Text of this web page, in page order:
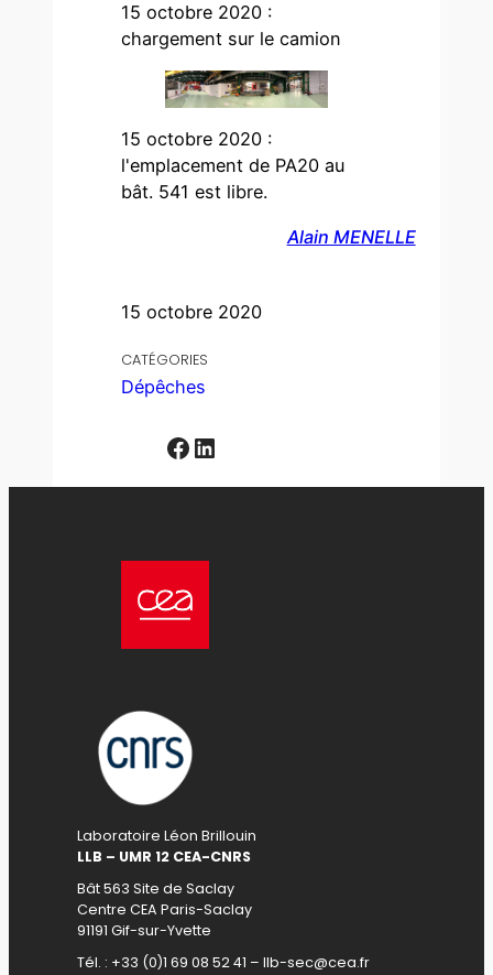
15 octobre 2020
CATÉGORIES
Dépêches
Facebook LinkedIn
15 octobre 2020 :
chargement sur le camion
15 octobre 2020 :
l'emplacement de PA20 au
bât. 541 est libre.
Alain MENELLE
Laboratoire Léon Brillouin
LLB – UMR 12 CEA-CNRS
Bât 563 Site de Saclay
Centre CEA Paris-Saclay
91191 Gif-sur-Yvette
Tél. : +33 (0)1 69 08 52 41 – llb-sec@cea.fr